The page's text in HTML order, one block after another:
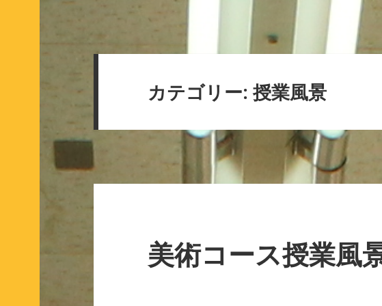
カテゴリー: 授業風景
美術コース授業風